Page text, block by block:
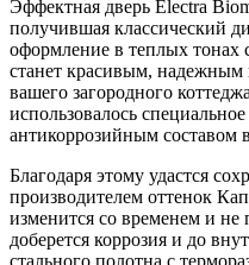
Эффектная дверь Electra
получившая классический
оформление в теплых тонах
станет красивым,
вашего загородного
использовалось
антикоррозийным составом
Благодаря этому удастся
производителем оттенок
изменится со временем и
доберется коррозия и до
стального полотна с